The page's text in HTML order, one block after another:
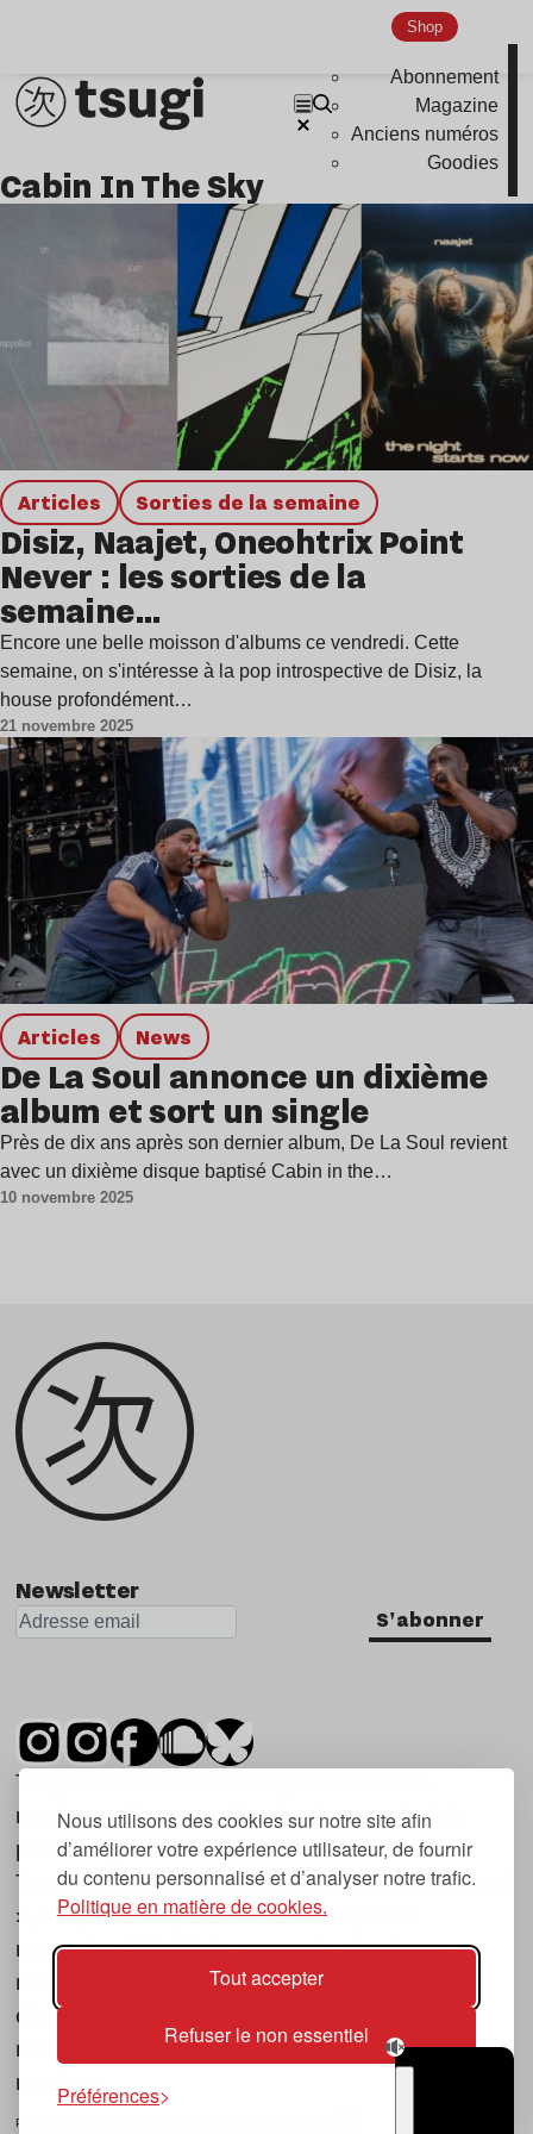
Nous utilisons des cookies sur notre site afin
d’améliorer votre expérience utilisateur, de fournir
du contenu personnalisé et d’analyser notre trafic.
Politique en matière de cookies.
Tout accepter
Refuser le non essentiel
Préférences
Shop
Abonnement
Magazine
Anciens numéros
Goodies
Cabin In The Sky
Articles Sorties de la semaine
Disiz, Naajet, Oneohtrix Point
Never : les sorties de la
semaine…
Encore une belle moisson d'albums ce vendredi. Cette
semaine, on s'intéresse à la pop introspective de Disiz, la
house profondément…
21 novembre 2025
Articles news
De La Soul annonce un dixième
album et sort un single
Près de dix ans après son dernier album, De La Soul revient
avec un dixième disque baptisé Cabin in the…
10 novembre 2025
Newsletter
S'abonner
Tsugi est un mensuel indépendant sur la
musique et les nouvelles tendances, dont la
première parution date de 2007.
Tsugi en japonais signifie « prochain », « suivant
», ce qui correspond à la thématique du
magazine, à l’affût des nouvelles tendances
musicales, qu’elles viennent de la musique
électronique, du rock ou du hip hop, et des
nouveaux phénomènes de société liés à la
musique.
POLITIQUE DE COOKIES (UE)